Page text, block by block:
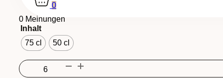
0
0 Meinungen
Inhalt
75 cl
50 cl
Menge